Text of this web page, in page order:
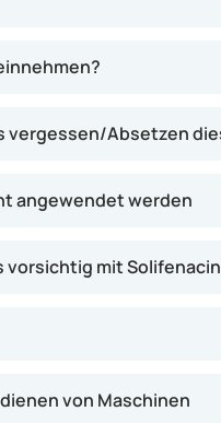
vergessen/Absetzen
angewendet werden
vorsichtig mit
von Maschinen